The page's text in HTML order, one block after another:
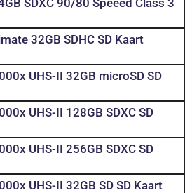
SDXC 90/80 Speeed Class 3
32GB SDHC SD Kaart
UHS-II 32GB microSD SD
UHS-II 128GB SDXC SD
UHS-II 256GB SDXC SD
UHS-II 32GB SD SD Kaart